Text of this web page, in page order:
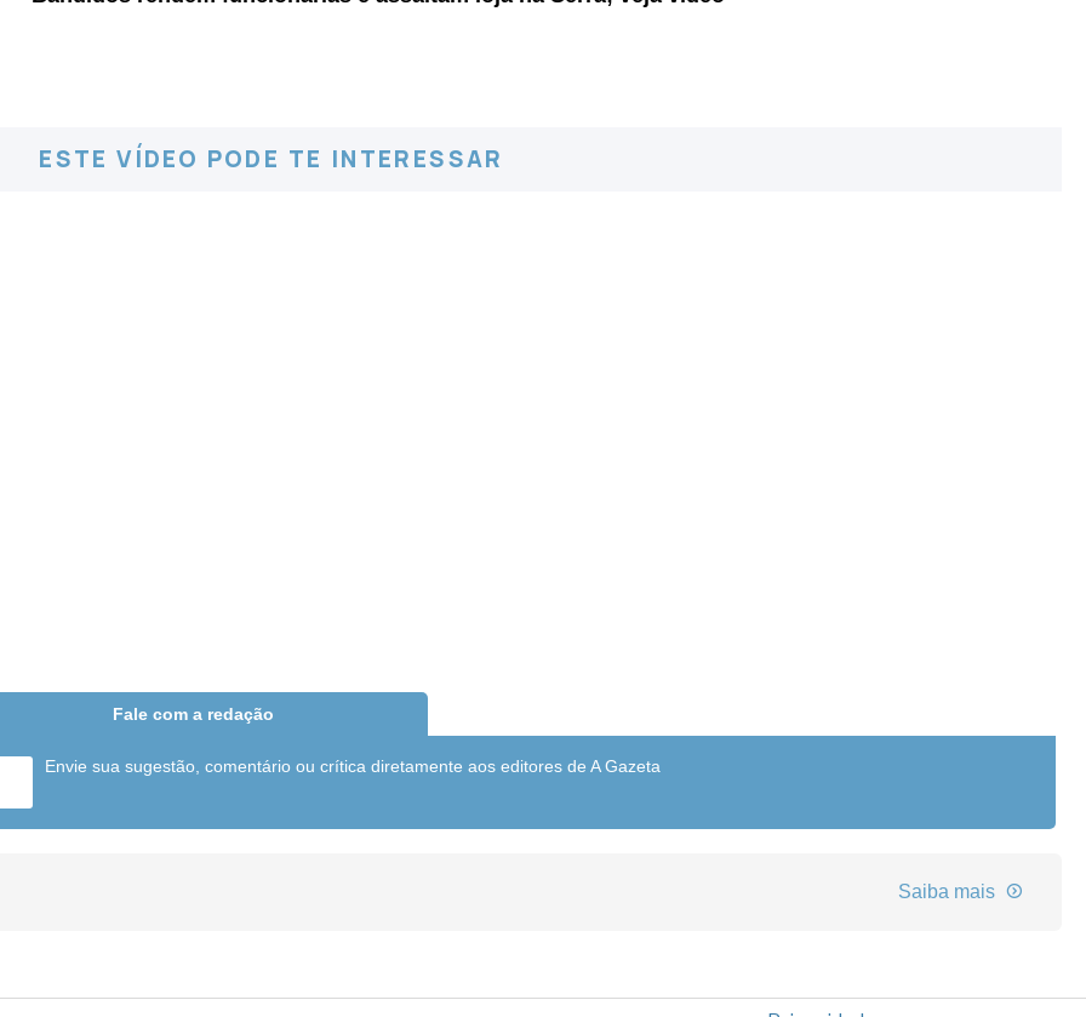
ESTE VÍDEO PODE TE INTERESSAR
Fale com a redação
Envie sua sugestão, comentário ou crítica diretamente aos editores de A Gazeta
Saiba mais